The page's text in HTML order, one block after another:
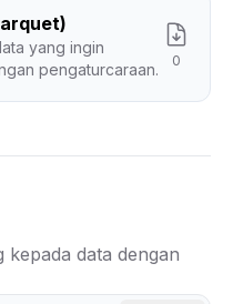
yang ingin
pengaturcaraan.
0
kepada data dengan